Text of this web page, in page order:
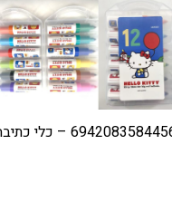
– כלי כתיבה